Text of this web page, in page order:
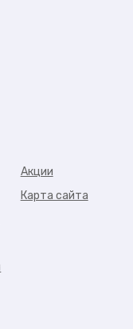
Акции
Карта сайта